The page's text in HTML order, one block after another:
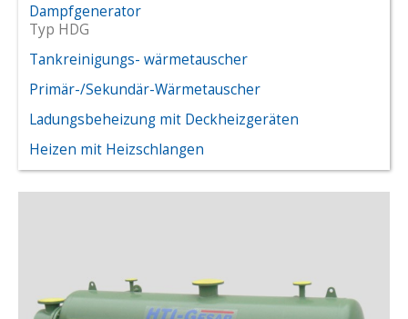
Dampfgenerator
Typ HDG
Tankreinigungs- wärmetauscher
Primär-/Sekundär-Wärmetauscher
Ladungsbeheizung mit Deckheizgeräten
Heizen mit Heizschlangen